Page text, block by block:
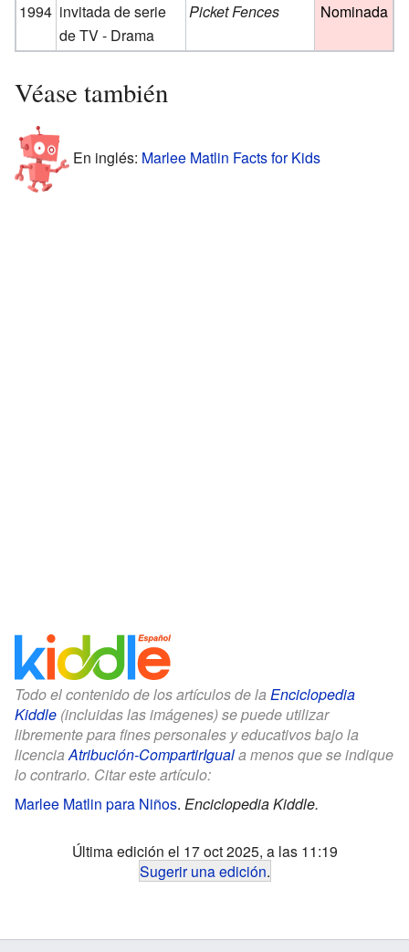
1994 invitada de serie
de TV - Drama
Picket Fences Nominada
Véase también
En inglés: Marlee Matlin Facts for Kids
Todo el contenido de los artículos de la Enciclopedia
Kiddle (incluidas las imágenes) se puede utilizar
libremente para fines personales y educativos bajo la
licenciaAtribución-CompartirIguala menos que se indique
lo contrario. Citar este artículo:
Marlee Matlin para Niños. Enciclopedia Kiddle.
Última edición el 17 oct 2025, a las 11:19
Sugerir una edición.